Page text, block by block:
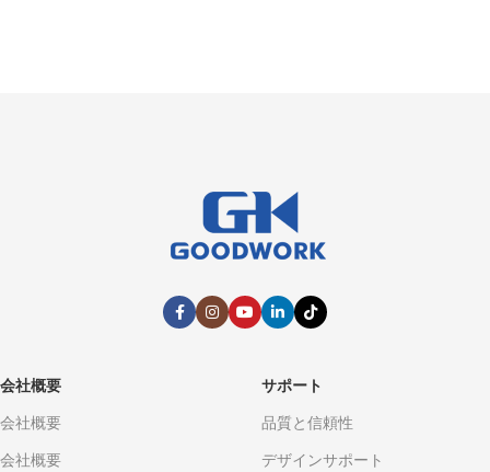
会社概要
会社概要
会社概要
サポート
品質と信頼性
デザインサポート